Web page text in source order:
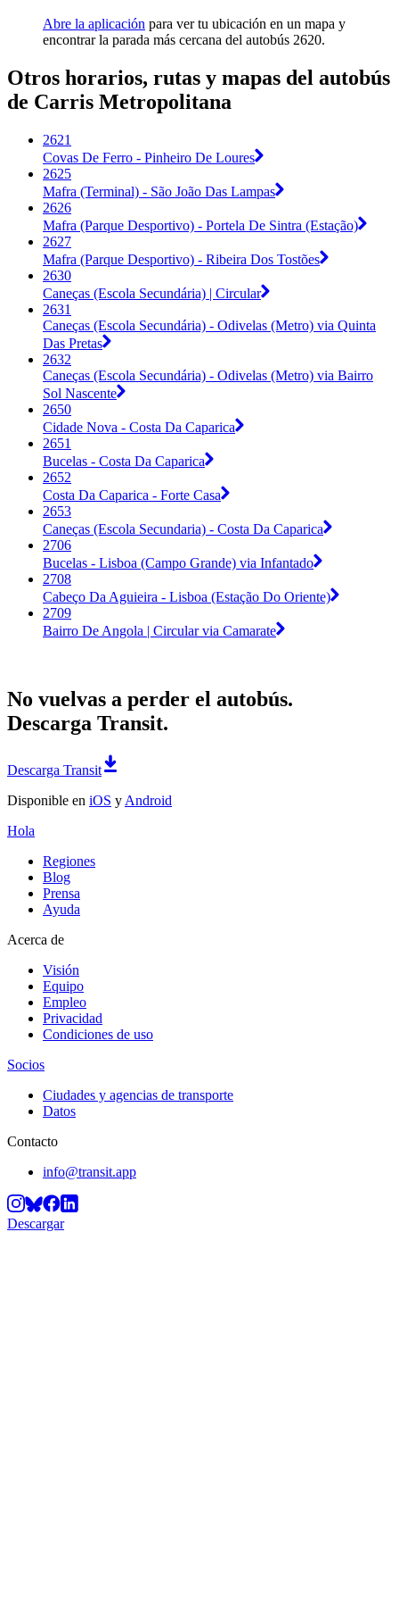
Abre la aplicación para ver tu ubicación en un mapa y
encontrar la parada más cercana del autobús 2620.
Otros horarios, rutas y mapas del autobús
de Carris Metropolitana
2621
Covas De Ferro - Pinheiro De Loures
2625
Mafra (Terminal) - São João Das Lampas
2626
Mafra (Parque Desportivo) - Portela De Sintra (Estação)
2627
Mafra (Parque Desportivo) - Ribeira Dos Tostões
2630
Caneças (Escola Secundária) | Circular
2631
Caneças (Escola Secundária) - Odivelas (Metro) via Quinta
Das Pretas
2632
Caneças (Escola Secundária) - Odivelas (Metro) via Bairro
Sol Nascente
2650
Cidade Nova - Costa Da Caparica
2651
Bucelas - Costa Da Caparica
2652
Costa Da Caparica - Forte Casa
2653
Caneças (Escola Secundaria) - Costa Da Caparica
2706
Bucelas - Lisboa (Campo Grande) via Infantado
2708
Cabeço Da Aguieira - Lisboa (Estação Do Oriente)
2709
Bairro De Angola | Circular via Camarate
No vuelvas a perder el autobús.
Descarga Transit.
Descarga Transit
Disponible en iOS y Android
Hola
Regiones
Blog
Prensa
Ayuda
Acerca de
Visión
Equipo
Empleo
Privacidad
Condiciones de uso
Socios
Ciudades y agencias de transporte
Datos
Contacto
info@transit.app
Descargar